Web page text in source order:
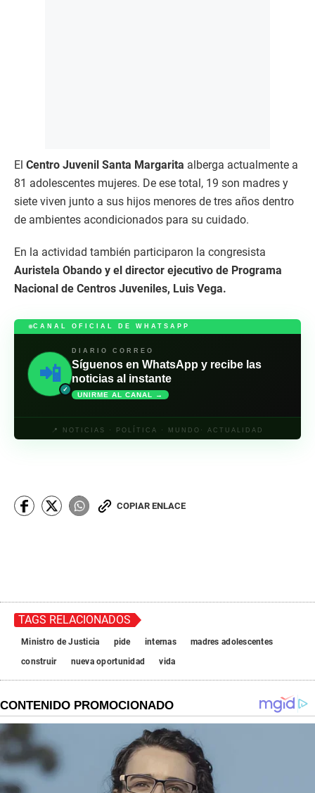
El Centro Juvenil Santa Margarita alberga actualmente a
81 adolescentes mujeres. De ese total, 19 son madres y
siete viven junto a sus hijos menores de tres años dentro
de ambientes acondicionados para su cuidado.
En la actividad también participaron la congresista
Auristela Obando y el director ejecutivo de Programa
Nacional de Centros Juveniles, Luis Vega.
CANAL OFICIAL DE WHATSAPP
📲
✓
DIARIO CORREO
Síguenos en WhatsApp y recibe las
noticias al instante
UNIRME AL CANAL →
📍 NOTICIAS · POLÍTICA · MUNDO· ACTUALIDAD
COPIAR ENLACE
TAGS RELACIONADOS
Ministro de Justicia pide internas
madres adolescentes
construir
nueva oportunidad vida